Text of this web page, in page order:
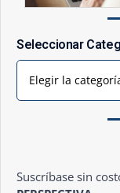
Seleccionar
Elegir la
Suscríbase sin